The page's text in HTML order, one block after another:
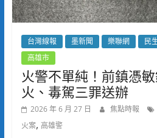
台灣線報 墨新聞 樂聯網 民
高雄市
火警不單純！前鎮憑
火、毒駕三罪送辦
2026 年 6 月 27 日 焦點時報
火案, 高雄警